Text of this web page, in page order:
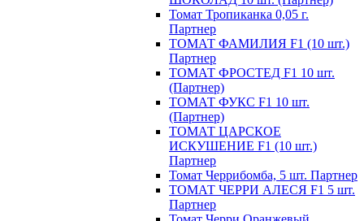
Томат Тропиканка 0,05 г.
Партнер
ТОМАТ ФАМИЛИЯ F1 (10 шт.)
Партнер
ТОМАТ ФРОСТЕД F1 10 шт.
(Партнер)
ТОМАТ ФУКС F1 10 шт.
(Партнер)
ТОМАТ ЦАРСКОЕ
ИСКУШЕНИЕ F1 (10 шт.)
Партнер
Томат Черрибомба, 5 шт. Партнер
ТОМАТ ЧЕРРИ АЛЕСЯ F1 5 шт.
Партнер